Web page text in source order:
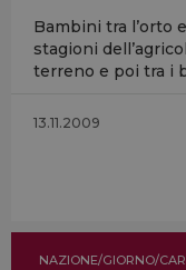
Bambini tra l’orto
stagioni
terreno e poi tra i
13.11.2009
NAZIONE/GIORNO/